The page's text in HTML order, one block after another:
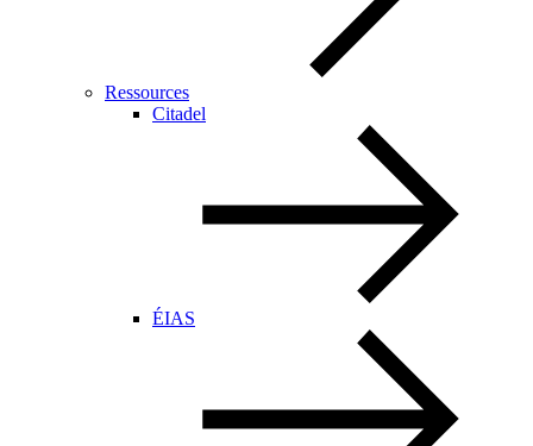
Ressources
Citadel
ÉIAS